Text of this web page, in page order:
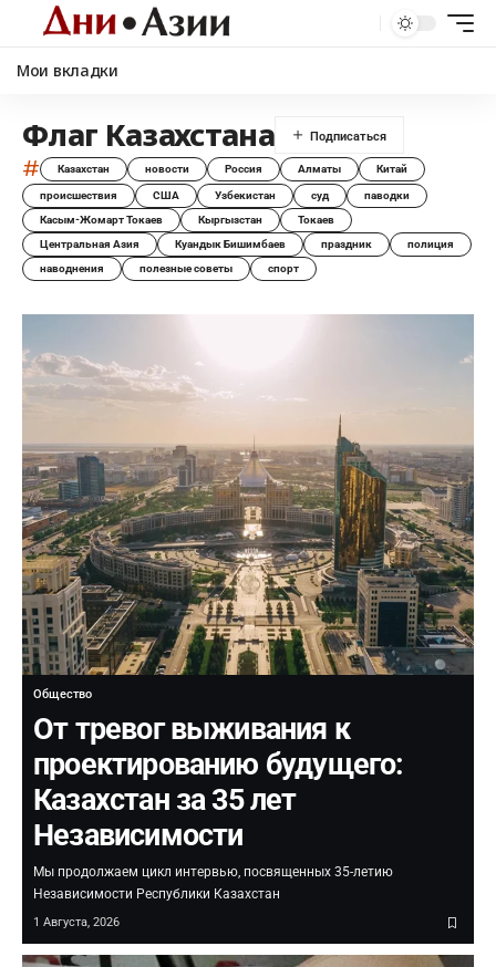
Мои вкладки
Флаг Казахстана
# Казахстан новости Россия Алматы Китай
происшествия США Узбекистан суд
паводки
Касым-Жомарт Токаев
Кыргызстан
Токаев
Центральная Азия
Куандык Бишимбаев праздник
полиция
наводнения
полезные советы спорт
Общество
От тревог выживания к
проектированию будущего:
Казахстан за 35 лет
Независимости
Мы продолжаем цикл интервью, посвященных 35-летию
Независимости Республики Казахстан
1 Августа, 2026